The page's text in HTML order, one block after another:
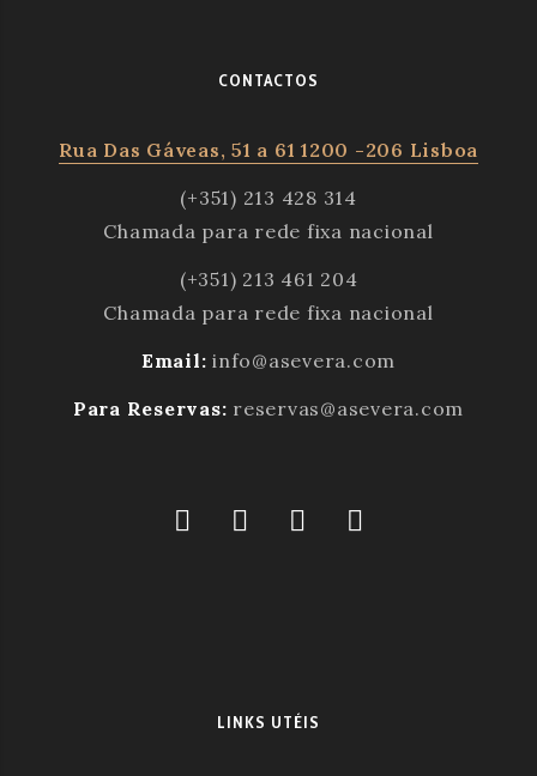
CONTACTOS
Rua Das Gáveas, 51 a 61 1200 -206 Lisboa
(+351) 213 428 314
Chamada para rede fixa nacional
(+351) 213 461 204
Chamada para rede fixa nacional
Email: info@asevera.com
Para Reservas: reservas@asevera.com
LINKS UTÉIS